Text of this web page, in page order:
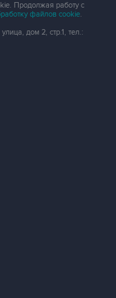
Продолжая работу с
файлов cookie.
дом 2, стр.1, тел.: